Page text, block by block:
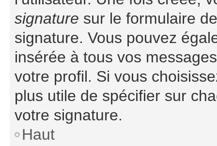
signature sur le formulaire
signature. Vous pouvez
insérée à tous vos
votre profil. Si vous
plus utile de spécifier sur
votre signature.
Haut